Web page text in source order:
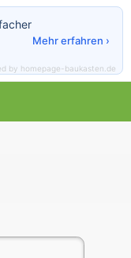
Mehr erfahren ›
by homepage-baukasten.de